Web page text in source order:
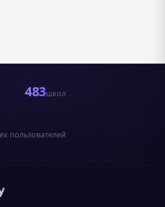
483школ
пользователей